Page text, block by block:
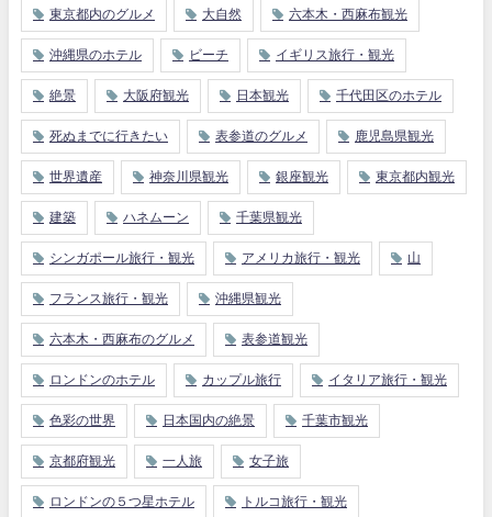
東京都内のグルメ 大自然 六本木・西麻布観光
沖縄県のホテル ビーチ イギリス旅行・観光
絶景 大阪府観光 日本観光 千代田区のホテル
死ぬまでに行きたい 表参道のグルメ 鹿児島県観光
世界遺産 神奈川県観光 銀座観光 東京都内観光
建築 ハネムーン 千葉県観光
シンガポール旅行・観光 アメリカ旅行・観光 山
フランス旅行・観光 沖縄県観光
六本木・西麻布のグルメ 表参道観光
ロンドンのホテル カップル旅行 イタリア旅行・観光
色彩の世界 日本国内の絶景 千葉市観光
京都府観光 一人旅 女子旅
ロンドンの５つ星ホテル トルコ旅行・観光